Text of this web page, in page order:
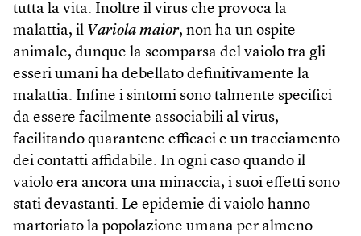
tutta la vita. Inoltre il virus che provoca la
malattia, il Variola maior, non ha un ospite
animale, dunque la scomparsa del vaiolo tra gli
esseri umani ha debellato definitivamente la
malattia. Infine i sintomi sono talmente specifici
da essere facilmente associabili al virus,
facilitando quarantene efficaci e un tracciamento
dei contatti affidabile. In ogni caso quando il
vaiolo era ancora una minaccia, i suoi effetti sono
stati devastanti. Le epidemie di vaiolo hanno
martoriato la popolazione umana per almeno